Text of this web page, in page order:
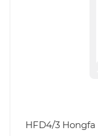
HFD4/3 Hongfa